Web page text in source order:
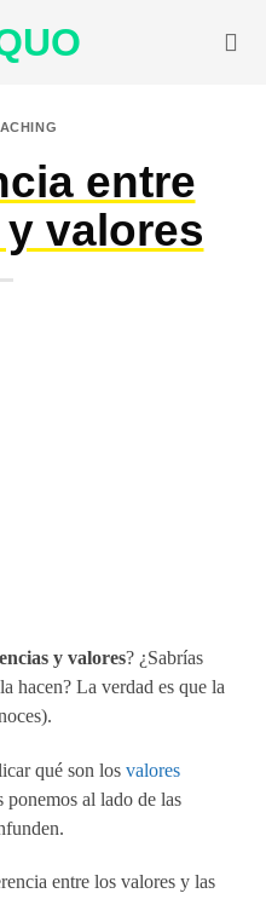
entre
valores
y valores? ¿Sabrías
hacen? La verdad es que la
qué son los valores
ponemos al lado de las
entre los valores y las